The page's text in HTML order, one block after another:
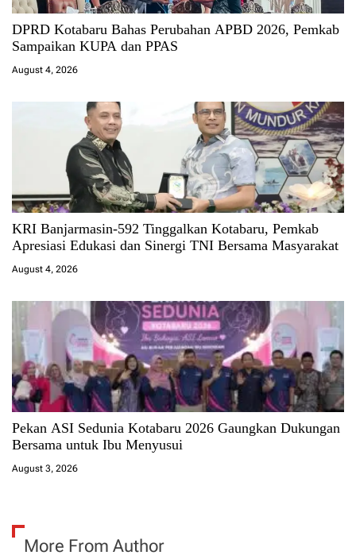
DPRD Kotabaru Bahas Perubahan APBD 2026, Pemkab
Sampaikan KUPA dan PPAS
August 4, 2026
KRI Banjarmasin-592 Tinggalkan Kotabaru, Pemkab
Apresiasi Edukasi dan Sinergi TNI Bersama Masyarakat
August 4, 2026
Pekan ASI Sedunia Kotabaru 2026 Gaungkan Dukungan
Bersama untuk Ibu Menyusui
August 3, 2026
More From Author